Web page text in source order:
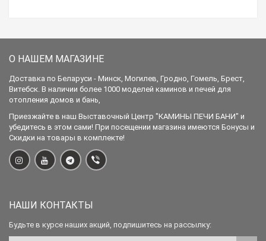
О НАШЕМ МАГАЗИНЕ
Доставка по Беларуси - Минск, Могилев, Гродно, Гомель, Брест,
Витебск. В наличии более 1000 моделей каминов и печей для
отопления домов и бань,
Приезжайте в наш Выставочный Центр "КАМИНЫ ПЕЧИ БАНИ" и
убедитесь в этом сами! При посещении магазина имеются Бонусы и
Скидки на товары в комплекте!
НАШИ КОНТАКТЫ
Будьте в курсе наших акций, подпишитесь на рассылку: